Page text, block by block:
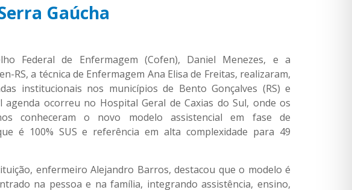
Gaúcha
Federal de Enfermagem (Cofen), Daniel Menezes, e a
RS, a técnica de Enfermagem Ana Elisa de Freitas, realizaram,
institucionais nos municípios de Bento Gonçalves (RS) e
agenda ocorreu no Hospital Geral de Caxias do Sul, onde os
conheceram o novo modelo assistencial em fase de
é 100% SUS e referência em alta complexidade para 49
enfermeiro Alejandro Barros, destacou que o modelo é
na pessoa e na família, integrando assistência, ensino,